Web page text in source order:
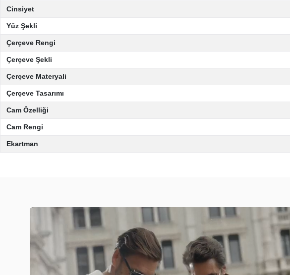
Cinsiyet
Yüz Şekli
Çerçeve Rengi
Çerçeve Şekli
Çerçeve Materyali
Çerçeve Tasarımı
Cam Özelliği
Cam Rengi
Ekartman